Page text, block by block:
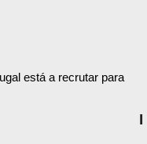
está a recrutar para
I